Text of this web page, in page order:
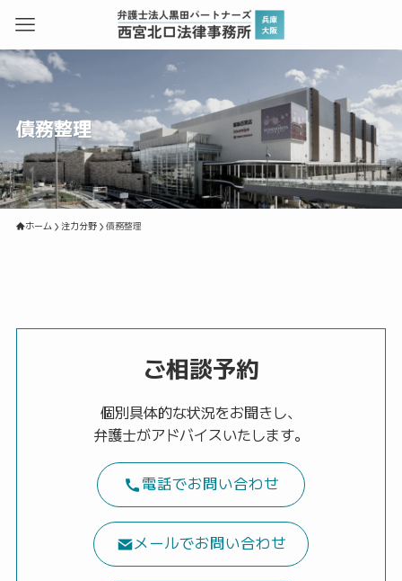
債務整理
ホーム 注力分野 債務整理
ご相談予約
個別具体的な状況をお聞きし、
弁護士がアドバイスいたします。
電話でお問い合わせ
メールでお問い合わせ